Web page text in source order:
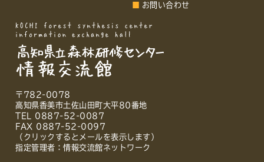
お問い合わせ
〒782-0078
高知県香美市土佐山田町大平80番地
TEL 0887-52-0087
FAX 0887-52-0097
（クリックするとメールを表示します）
指定管理者：情報交流館ネットワーク